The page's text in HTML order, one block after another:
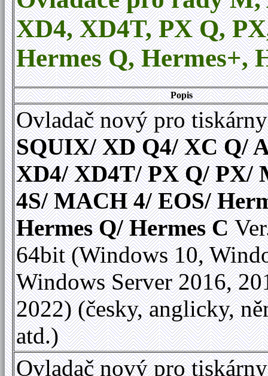
XD4, XD4T, PX Q,
Hermes Q,Hermes+,
Popis
Ovladač nový pro
SQUIX/ XD Q4/ XC Q/
XD4/ XD4T/ PX Q/ PX/
4S/ MACH 4/ EOS/
Hermes Q/ Hermes C
64bit (Windows 10,
Windows Server 2016,
2022) (česky, anglicky,
atd.)
Ovladač nový pro